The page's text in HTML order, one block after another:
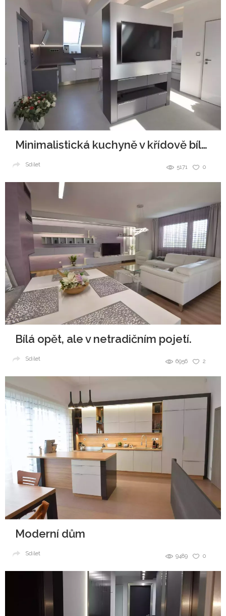
Minimalistická kuchyně v křídově bílé a antracitové.
0
5171
Sdílet
Bílá opět, ale v netradičním pojetí.
2
6956
Sdílet
Moderní dům
0
9489
Sdílet